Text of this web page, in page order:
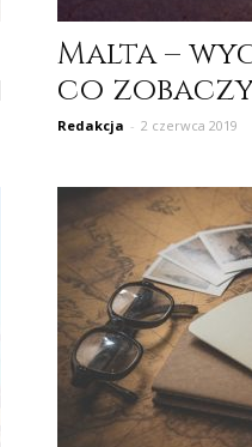
Malta –
co
Redakcja - 2 czerwca 2019